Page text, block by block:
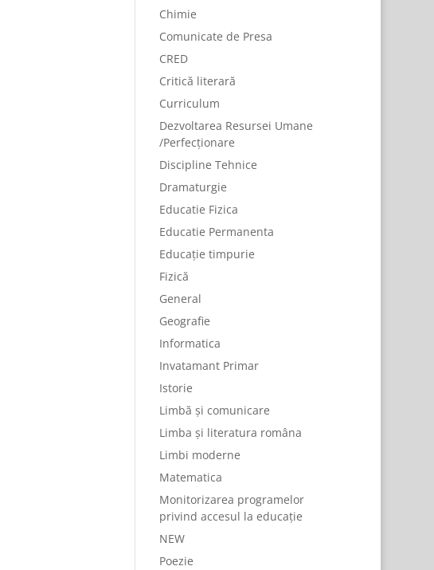
Chimie
Comunicate de Presa
CRED
Critică literară
Curriculum
Dezvoltarea Resursei Umane
/Perfecționare
Discipline Tehnice
Dramaturgie
Educatie Fizica
Educatie Permanenta
Educație timpurie
Fizică
General
Geografie
Informatica
Invatamant Primar
Istorie
Limbă și comunicare
Limba și literatura româna
Limbi moderne
Matematica
Monitorizarea programelor
privind accesul la educație
NEW
Poezie